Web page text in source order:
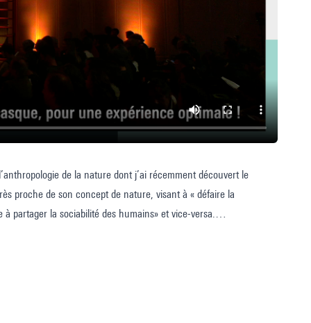
de la nature dont j’ai récemment découvert le
proche de son concept de nature, visant à « défaire la
partager la sociabilité des humains» et vice-versa.
pendant toute ma période de professeur au Conservatoire de
charismatique et enthousiasmant. J’ai ainsi découvert d’autres